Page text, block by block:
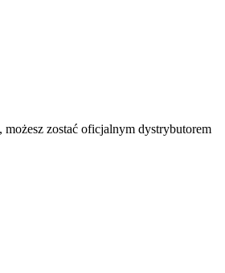
zostać oficjalnym dystrybutorem